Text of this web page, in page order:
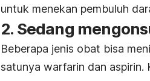
untuk menekan pembuluh
2. Sedang
Beberapa jenis obat bisa
satunya warfarin dan aspirin.